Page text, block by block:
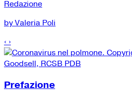
Redazione
by Valeria Poli
‹ ›
Prefazione